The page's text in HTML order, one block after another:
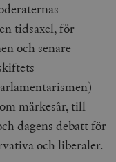
tidsaxel, för
och senare
märkesår, till
dagens debatt för
och liberaler.